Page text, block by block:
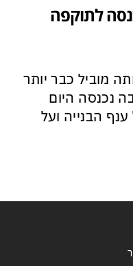
וכמובן גם את הישראלי
יגיעו בקרוב מאוד גם לישראל
שזו – אין סיכוי י להצליח
של אמריקה, מת בגיל 80
לתוקפה
מוביל כבר יותר
נכנסה היום
הבנייה ועל